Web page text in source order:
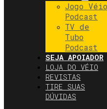
Jogo Véio
Podcast
TV de
Tubo
Podcast
SEJA APOIADOR
LOJA DO VÉIO
REVISTAS
TIRE SUAS
DÚVIDAS